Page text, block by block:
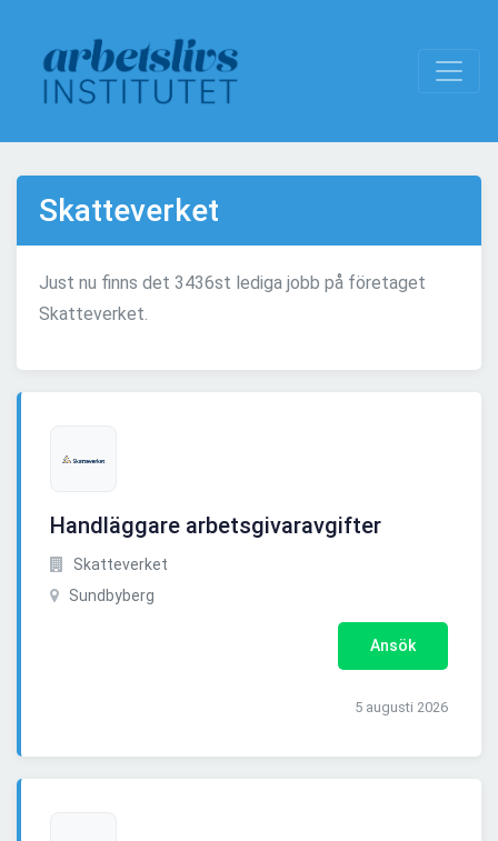
Skatteverket
Just nu finns det 3436st lediga jobb på företaget
Skatteverket.
Handläggare arbetsgivaravgifter
Skatteverket
Sundbyberg
Ansök
5 augusti 2026